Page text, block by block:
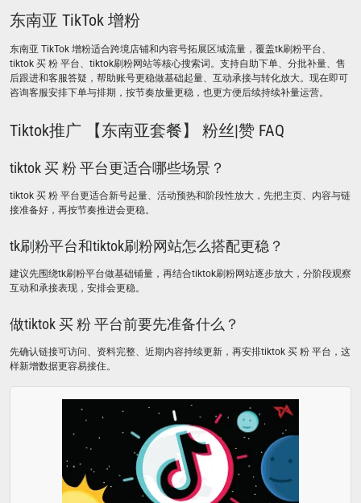
东南亚 TikTok 增粉
东南亚 TikTok 增粉适合跨境店铺和内容号拓展区域流量，覆盖tk刷粉平台、
tiktok 买 粉 平台、tiktok刷粉网站等核心搜索词。支持自助下单、分批补量、售
后跟进和客服答疑，帮助账号更稳做基础起量、互动承接与转化放大。现在即可
咨询客服安排下单与排期，按节奏放量更稳，也更方便后续持续补量运营。
Tiktok推广 【东南亚套餐】 粉丝|赞 FAQ
tiktok 买 粉 平台更适合哪些场景？
tiktok 买 粉 平台更适合新号起量、活动预热和阶段性放大，先把主页、内容与链
接准备好，再按节奏推进会更稳。
tk刷粉平台和tiktok刷粉网站怎么搭配更稳？
建议先围绕tk刷粉平台做基础铺量，再结合tiktok刷粉网站逐步放大，分阶段观察
互动和承接表现，安排会更稳。
做tiktok 买 粉 平台前要先准备什么？
先确认链接可访问、资料完整、近期内容持续更新，再安排tiktok 买 粉 平台，这
样新增数据更容易接住。